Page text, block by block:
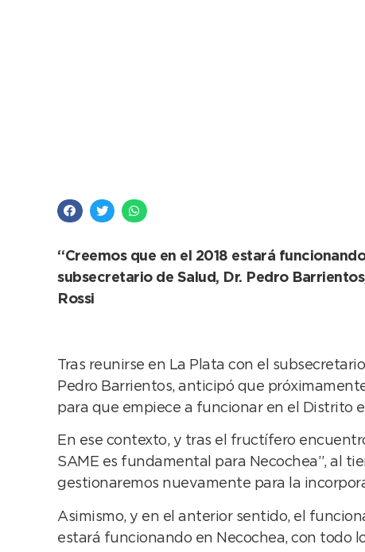
“Creemos que en el 2018 estará
subsecretario de Salud, Dr. Pedro
Rossi
Tras reunirse en La Plata con el
Pedro Barrientos, anticipó que
para que empiece a funcionar en el Distrito
En ese contexto, y tras el fructífero
SAME es fundamental para Necochea”, al
gestionaremos nuevamente para la
Asimismo, y en el anterior sentido, el
estará funcionando en Necochea, con todo